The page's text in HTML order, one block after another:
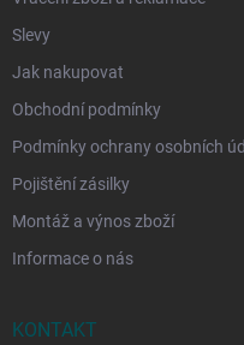
Slevy
Jak nakupovat
Obchodní podmínky
Podmínky ochrany osobních
Pojištění zásilky
Montáž a výnos zboží
Informace o nás
KONTAKT